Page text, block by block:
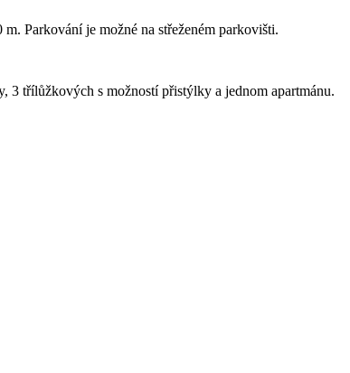
Parkování je možné na střeženém parkovišti.
třílůžkových s možností přistýlky a jednom apartmánu.